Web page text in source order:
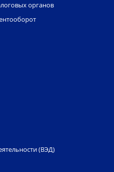
органов
(ВЭД)